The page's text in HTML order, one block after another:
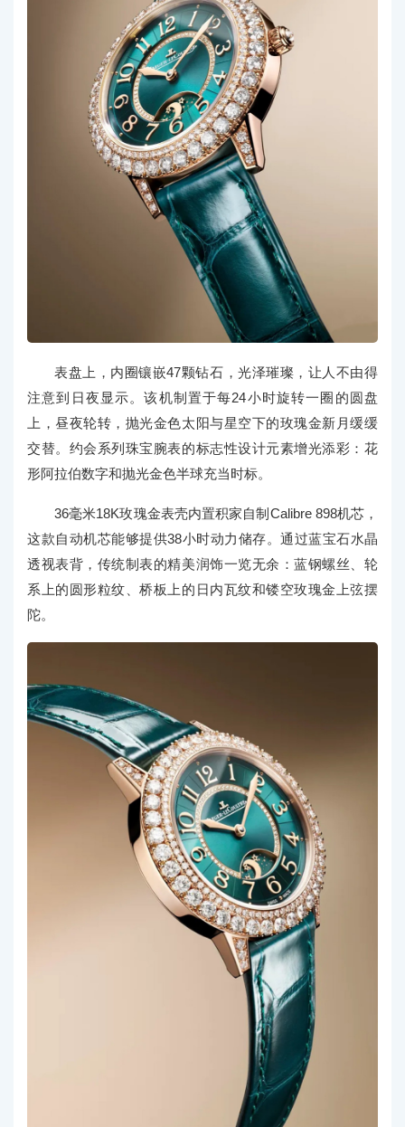
表盘上，内圈镶嵌47颗钻石，光泽璀璨，让人不由得
注意到日夜显示。该机制置于每24小时旋转一圈的圆盘
上，昼夜轮转，抛光金色太阳与星空下的玫瑰金新月缓缓
交替。约会系列珠宝腕表的标志性设计元素增光添彩：花
形阿拉伯数字和抛光金色半球充当时标。
36毫米18K玫瑰金表壳内置积家自制Calibre 898机芯，
这款自动机芯能够提供38小时动力储存。通过蓝宝石水晶
透视表背，传统制表的精美润饰一览无余：蓝钢螺丝、轮
系上的圆形粒纹、桥板上的日内瓦纹和镂空玫瑰金上弦摆
陀。